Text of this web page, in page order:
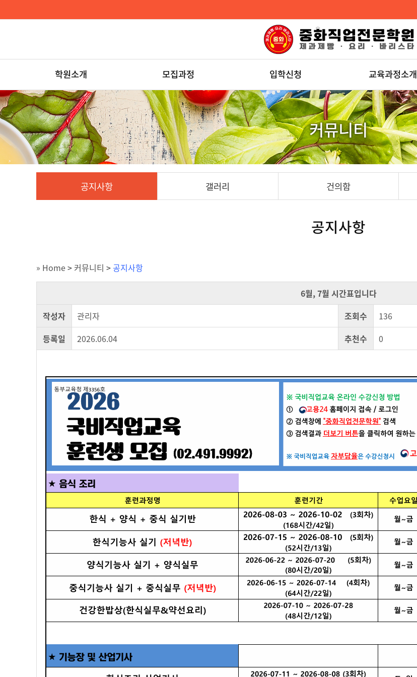
학원소개 모집과정 입학신청 교육과정소개
커뮤니티
공지사항 갤러리 건의함
공지사항
» Home> 커뮤니티 >공지사항
6월, 7월 시간표입니다
작성자
관리자 조회수
136
등록일
2026.06.04 추천수 0